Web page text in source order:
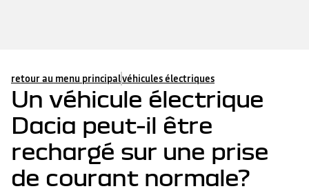
retour au menu principalvéhicules électriques
Un véhicule électrique
Dacia peut-il être
rechargé sur une prise
de courant normale?